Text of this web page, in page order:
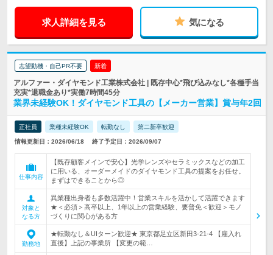
求人詳細を見る 気になる
志望動機・自己PR不要 新着
アルファー・ダイヤモンド工業株式会社 | 既存中心*飛び込みなし*各種手当
充実*退職金あり*実働7時間45分
業界未経験OK！ダイヤモンド工具の【メーカー営業】賞与年2回
正社員 業種未経験OK 転勤なし 第二新卒歓迎
情報更新日：2026/06/18 終了予定日：2026/09/07
仕事内容
【既存顧客メインで安心】光学レンズやセラミックスなどの加工
に用いる、オーダーメイドのダイヤモンド工具の提案をお任せ。
まずはできることから◎
対象と
なる方
異業種出身者も多数活躍中！営業スキルを活かして活躍できます
★＜必須＞高卒以上、1年以上の営業経験、要普免＜歓迎＞モノ
づくりに関心がある方
勤務地
★転勤なし＆UIターン歓迎★ 東京都足立区新田3-21-4 【雇入れ
直後】上記の事業所 【変更の範…